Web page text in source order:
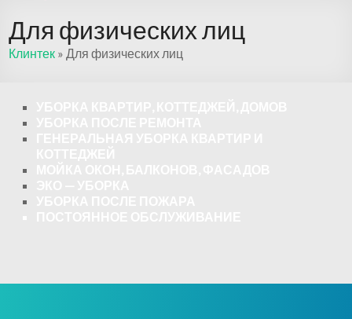
Для физических лиц
Клинтек »Для физических лиц